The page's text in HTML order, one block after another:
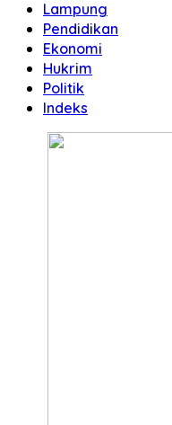
Lampung
Pendidikan
Ekonomi
Hukrim
Politik
Indeks